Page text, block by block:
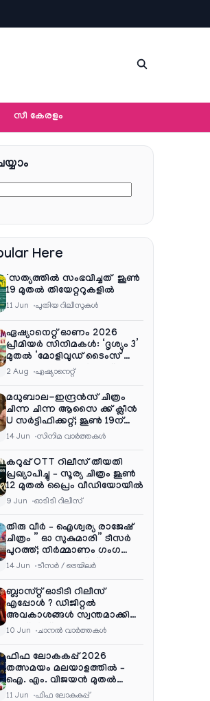
സീ കേരളം
Here
‘സത്യത്തിൽ സംഭവിച്ചത്’ ജൂൺ
19 മുതൽ തിയേറ്ററുകളിൽ
11 Jun പുതിയ റിലീസുകള്‍
ഏഷ്യാനെറ്റ് ഓണം 2026
പ്രീമിയർ സിനിമകൾ: ‘ദൃശ്യം 3’
മുതൽ ‘മോളിവുഡ് ടൈംസ്’
വരെ ആഘോഷ വിരുന്ന്
2 Aug ഏഷ്യാനെറ്റ്‌
മധുബാല-ഇന്ദ്രൻസ് ചിത്രം
ചിന്ന ചിന്ന ആസൈ ക്ക് ക്ലീൻ
U സർട്ടിഫിക്കറ്റ്; ജൂൺ 19ന്
ആഗോള റിലീസ്
14 Jun സിനിമ വാര്‍ത്തകള്‍
കറുപ്പ് OTT റിലീസ് തീയതി
പ്രഖ്യാപിച്ചു – സൂര്യ ചിത്രം ജൂൺ
12 മുതൽ പ്രൈം വീഡിയോയിൽ
9 Jun ഓടിടി റിലീസ്
തിരു വീർ – ഐശ്വര്യ രാജേഷ്
ചിത്രം ” ഓ സുകുമാരി” ടീസർ
പുറത്ത്; നിർമ്മാണം ഗംഗ
എന്റർടൈൻമെന്റ്‌സ്
14 Jun ടീസര്‍ / ട്രെയിലര്‍
ബ്ലാസ്റ്റ് ഓടിടി റിലീസ്
എപ്പോൾ ? ഡിജിറ്റൽ
അവകാശങ്ങൾ സ്വന്തമാക്കി
നെറ്റ്ഫ്ലിക്സ്
10 Jun ചാനല്‍ വാര്‍ത്തകള്‍
ഫിഫ ലോകകപ്പ് 2026
തത്സമയം മലയാളത്തിൽ –
ഐ. എം. വിജയൻ മുതൽ
ഷൈജു ദാമോദരൻ വരെ
11 Jun ഫിഫ ലോകകപ്പ്